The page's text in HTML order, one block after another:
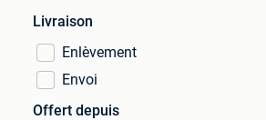
Livraison
Enlèvement
Envoi
Offert depuis